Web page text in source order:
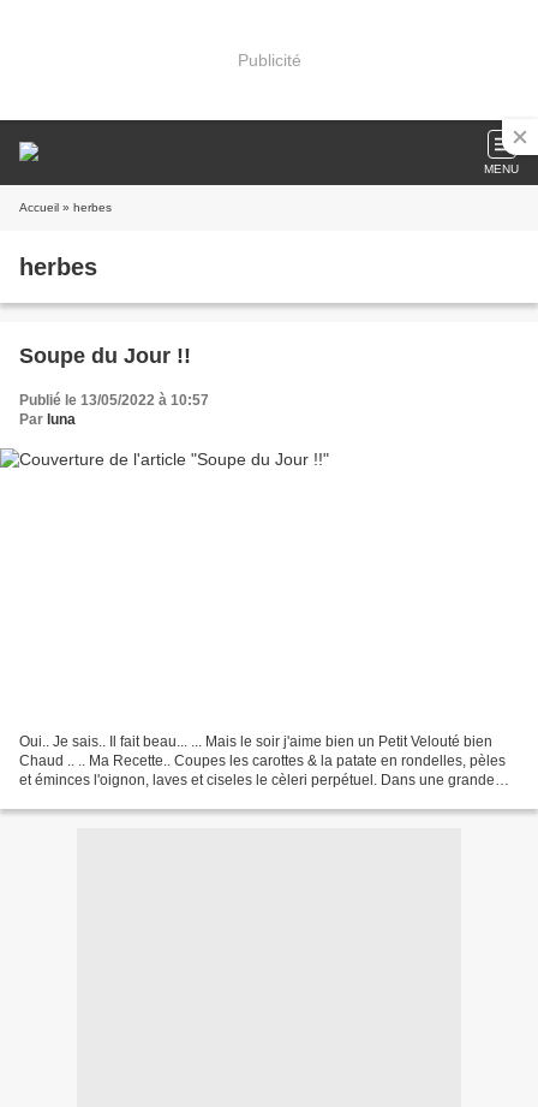
Publicité
MENU
Accueil » herbes
herbes
Soupe du Jour !!
Publié le 13/05/2022 à 10:57
Par luna
Oui.. Je sais.. Il fait beau... ... Mais le soir j'aime bien un Petit Velouté bien
Chaud .. .. Ma Recette.. Coupes les carottes & la patate en rondelles, pèles
et éminces l'oignon, laves et ciseles le cèleri perpétuel. Dans une grande